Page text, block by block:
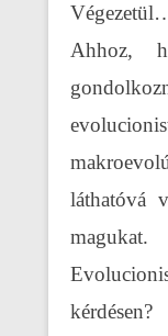
Ahhoz,
láthatóvá
magukat.
kérdésen?